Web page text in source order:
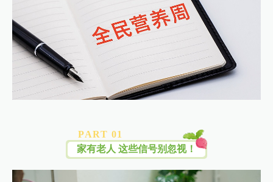
PART 01
家有老人 这些信号别忽视！